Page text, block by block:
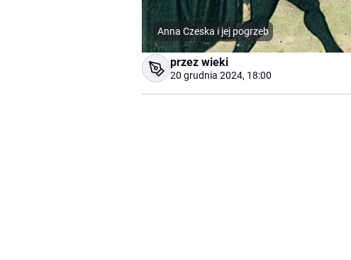
Anna Czeska i jej pogrzeb
przez wieki
20 grudnia 2024, 18:00